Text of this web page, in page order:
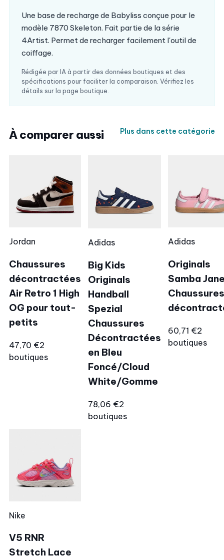
Une base de recharge de Babyliss conçue pour le
modèle 7870 Skeleton. Fait partie de la série
4Artist. Permet de recharger facilement l'outil de
coiffage.
Rédigée par IA à partir des données boutiques et des
spécifications pour faciliter la comparaison. Vérifiez les
détails sur la page boutique.
À comparer aussi Plus dans cette catégorie
Jordan
Chaussures
décontractées
Air Retro 1 High
OG pour tout-
petits
47,70 €2
boutiques
Adidas
Big Kids
Originals
Handball
Spezial
Chaussures
Décontractées
en Bleu
Foncé/Cloud
White/Gomme
78,06 €2
boutiques
Adidas
Originals
Samba
Chaussures
60,71 €2
boutiques
Nike
V5 RNR
Stretch Lace